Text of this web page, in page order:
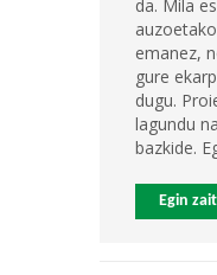
da. Mila
emanez,
gure
dugu.
lagundu
bazkide.
Egin